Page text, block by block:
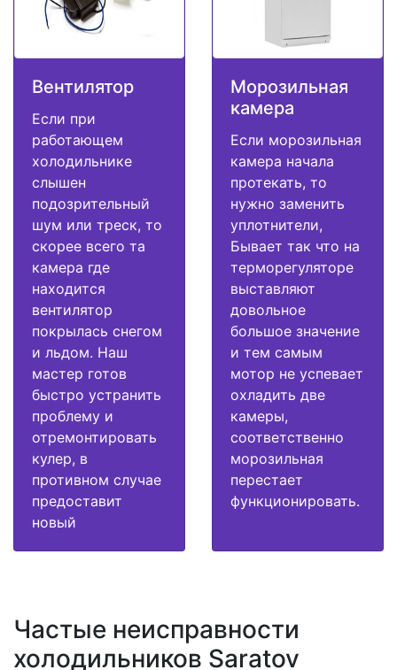
Вентилятор
Если при
работающем
холодильнике
слышен
подозрительный
шум или треск, то
скорее всего та
камера где
находится
вентилятор
покрылась снегом
и льдом. Наш
мастер готов
быстро устранить
проблему и
отремонтировать
кулер, в
противном случае
предоставит
новый
Морозильная
камера
Если морозильная
камера начала
протекать, то
нужно заменить
уплотнители,
Бывает так что на
терморегуляторе
выставляют
довольное
большое значение
и тем самым
мотор не успевает
охладить две
камеры,
соответственно
морозильная
перестает
функционировать.
Частые неисправности
холодильников Saratov